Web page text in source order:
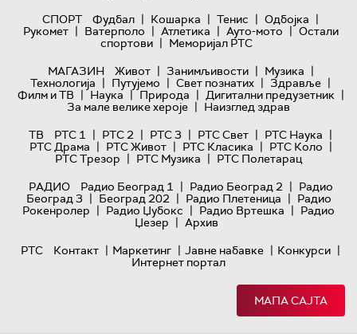
СПОРТ
Фудбал | Кошарка | Тенис | Одбојка |
Рукомет | Ватерполо | Атлетика | Ауто-мото | Остали
спортови | Меморијал РТС
МАГАЗИН
Живот | Занимљивости | Музика |
Технологијa | Путујемо | Свет познатих | Здравље |
Филм и ТВ | Наука | Природа | Дигитални предузетник |
За мале велике хероје | Наизглед здрав
ТВ
РТС 1 | РТС 2 | РТС 3 | РТС Свет | РТС Наука |
РТС Драма | РТС Живот | РТС Класика | РТС Коло |
РТС Трезор | РТС Музика | РТС Полетарац
РАДИО
Радио Београд 1 | Радио Београд 2 | Радио
Београд 3 | Београд 202 | Радио Плетеница | Радио
Рокенролер | Радио Џубокс | Радио Вртешка | Радио
Џезер | Архив
РТС
Контакт | Маркетинг | Јавне набавке | Конкурси |
Интернет портал
МАПА САЈТА